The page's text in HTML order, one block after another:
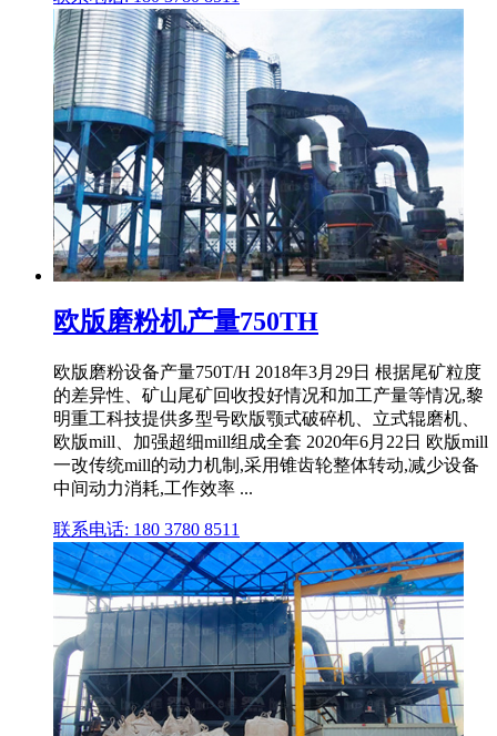
欧版磨粉机产量750TH
欧版磨粉设备产量750T/H 2018年3月29日 根据尾矿粒度
的差异性、矿山尾矿回收投好情况和加工产量等情况,黎
明重工科技提供多型号欧版颚式破碎机、立式辊磨机、
欧版mill、加强超细mill组成全套 2020年6月22日 欧版mill
一改传统mill的动力机制,采用锥齿轮整体转动,减少设备
中间动力消耗,工作效率 ...
联系电话: 180 3780 8511